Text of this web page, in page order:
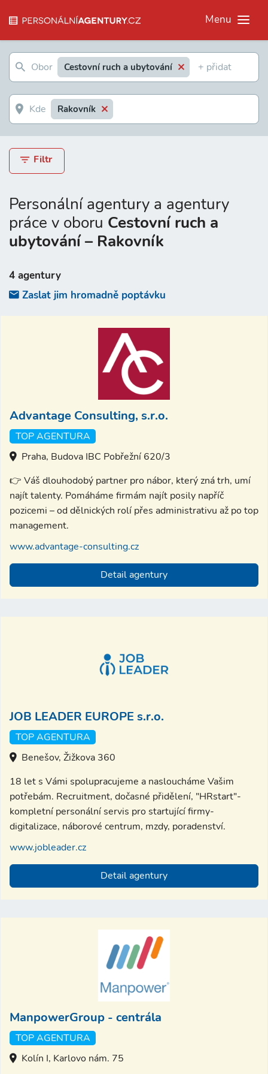
Menu
Cestovní ruch a ubytování
Rakovník
Filtr
Personální agentury a agentury
práce v oboru Cestovní ruch a
ubytování – Rakovník
4 agentury
Zaslat jim hromadně poptávku
Advantage Consulting, s.r.o.
TOP AGENTURA
Praha, Budova IBC Pobřežní 620/3
👉 Váš dlouhodobý partner pro nábor, který zná trh, umí
najít talenty. Pomáháme firmám najít posily napříč
pozicemi – od dělnických rolí přes administrativu až po top
management.
www.advantage-consulting.cz
Detail agentury
JOB LEADER EUROPE s.r.o.
TOP AGENTURA
Benešov, Žižkova 360
18 let s Vámi spolupracujeme a nasloucháme Vašim
potřebám. Recruitment, dočasné přidělení, "HRstart"-
kompletní personální servis pro startující firmy-
digitalizace, náborové centrum, mzdy, poradenství.
www.jobleader.cz
Detail agentury
ManpowerGroup - centrála
TOP AGENTURA
Kolín I, Karlovo nám. 75